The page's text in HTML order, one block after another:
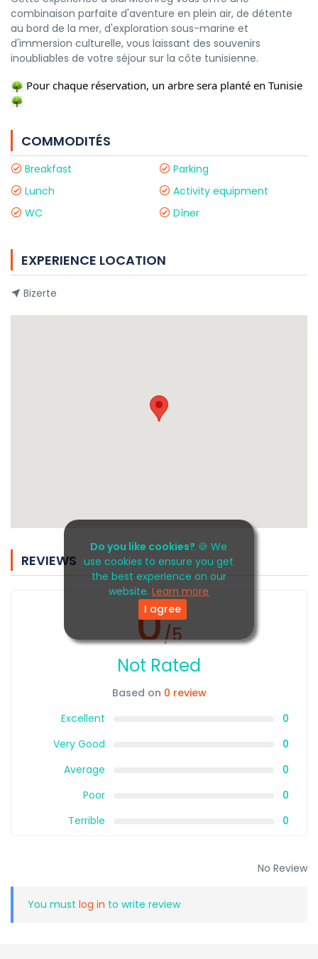
Do you like cookies? 🍪 We
use cookies to ensure you get
the best experience on our
website.Learn more
I agree
combinaison parfaite d'aventure en plein air, de détente
au bord de la mer, d'exploration sous-marine et
d'immersion culturelle, vous laissant des souvenirs
inoubliables de votre séjour sur la côte tunisienne.
Pour chaque réservation, un arbre sera planté en Tunisie
COMMODITÉS
Breakfast
Parking
Lunch
Activity equipment
WC
Dîner
EXPERIENCE LOCATION
Bizerte
REVIEWS
0/5
Not Rated
Based on 0 review
Excellent
0
Very Good
0
Average
0
Poor
0
Terrible
0
No Review
You must log in to write review